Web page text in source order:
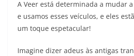
p er o
A Veer está determinada a mudar
e usamos esses veículos, e eles
um toque espetacular!
Imagine dizer adeus às antigas